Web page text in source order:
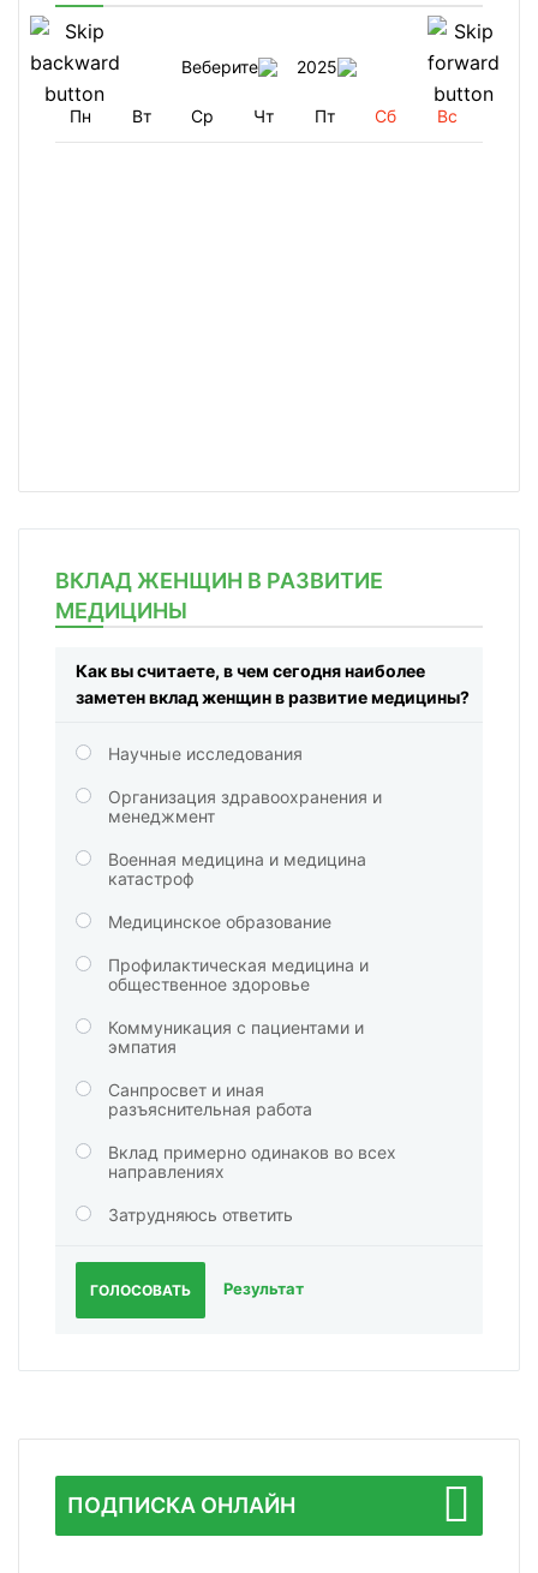
Веберите 2025
Пн Вт Ср Чт Пт Сб Вс
ВКЛАД ЖЕНЩИН В РАЗВИТИЕ
МЕДИЦИНЫ
Как вы считаете, в чем сегодня наиболее
заметен вклад женщин в развитие медицины?
Научные исследования
Организация здравоохранения и
менеджмент
Военная медицина и медицина
катастроф
Медицинское образование
Профилактическая медицина и
общественное здоровье
Коммуникация с пациентами и
эмпатия
Санпросвет и иная
разъяснительная работа
Вклад примерно одинаков во всех
направлениях
Затрудняюсь ответить
ГОЛОСОВАТЬ Результат
ПОДПИСКА ОНЛАЙН